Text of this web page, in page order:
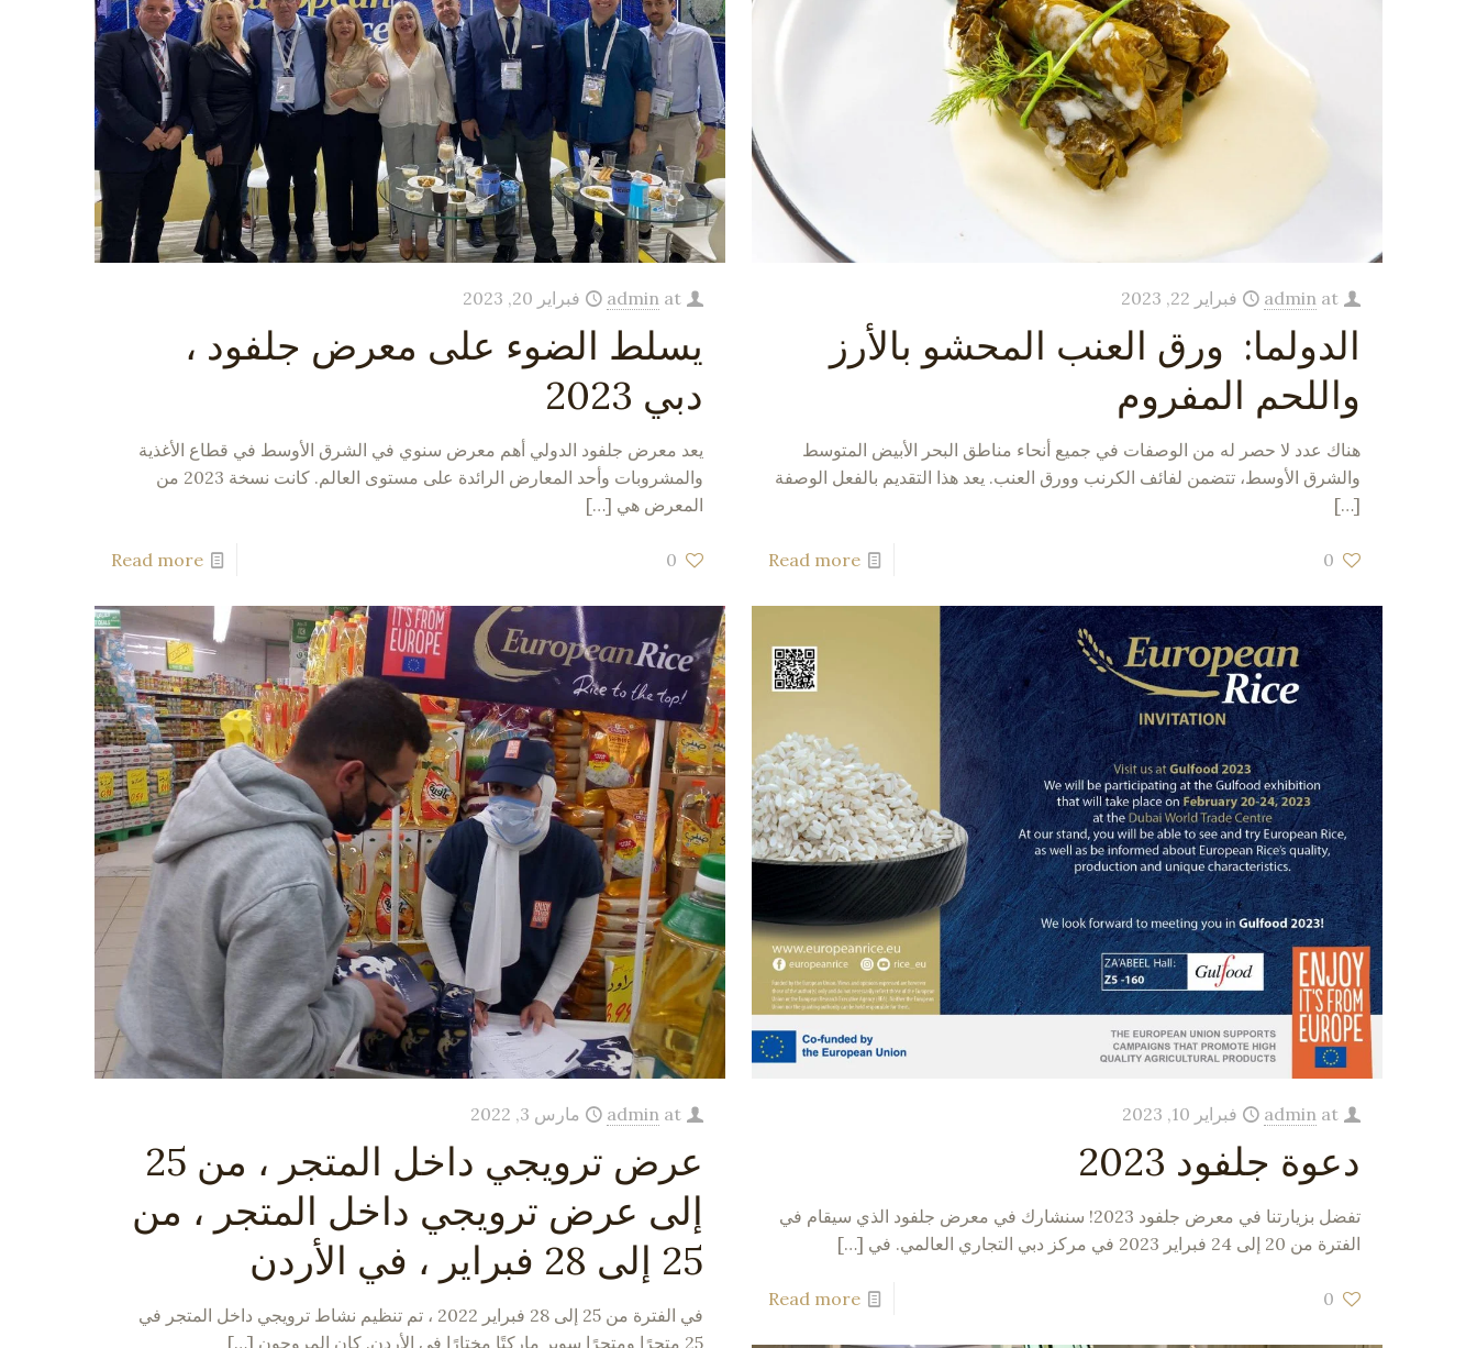
admin at فبراير 22, 2023
الدولما: ورق العنب المحشو بالأرز
واللحم المفروم
هناك عدد لا حصر له من الوصفات في جميع أنحاء مناطق البحر الأبيض المتوسط
والشرق الأوسط، تتضمن لفائف الكرنب وورق العنب. يعد هذا التقديم بالفعل الوصفة
[…]
0
Read more
admin at فبراير 20, 2023
يسلط الضوء على معرض جلفود ،
دبي 2023
يعد معرض جلفود الدولي أهم معرض سنوي في الشرق الأوسط في قطاع الأغذية
والمشروبات وأحد المعارض الرائدة على مستوى العالم. كانت نسخة 2023 من
المعرض هي […]
0
Read more
admin at فبراير 10, 2023
دعوة جلفود 2023
تفضل بزيارتنا في معرض جلفود 2023! سنشارك في معرض جلفود الذي سيقام في
الفترة من 20 إلى 24 فبراير 2023 في مركز دبي التجاري العالمي. في
[…]
0
Read more
admin at مارس 3, 2022
عرض ترويجي داخل المتجر ، من 25
إلى عرض ترويجي داخل المتجر ، من
25 إلى 28 فبراير ، في الأردن
في الفترة من 25 إلى 28 فبراير 2022 ، تم تنظيم نشاط ترويجي داخل المتجر في
25 متجرًا ومتجرًا سوبر ماركتًا مختارًا في الأردن. كان المروجون
[…]